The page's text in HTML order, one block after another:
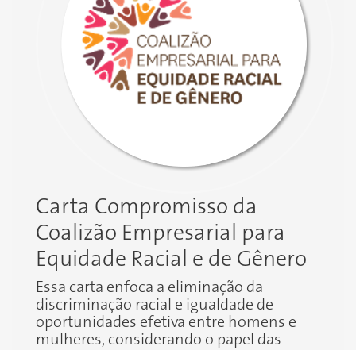
Carta Compromisso da
Coalizão Empresarial para
Equidade Racial e de Gênero
Essa carta enfoca a eliminação da
discriminação racial e igualdade de
oportunidades efetiva entre homens e
mulheres, considerando o papel das